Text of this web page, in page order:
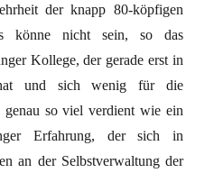
der knapp 80-köpfigen
könne nicht sein, so das
Kollege, der gerade erst in
und sich wenig für die
genau so viel verdient wie ein
Erfahrung, der sich in
an der Selbstverwaltung der